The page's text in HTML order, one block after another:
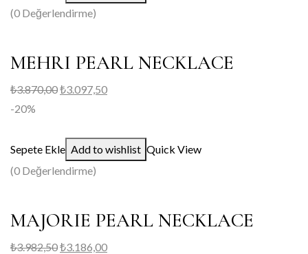
(0 Değerlendirme)
MEHRI PEARL NECKLACE
₺3.870,00₺3.097,50
-20%
Sepete Ekle Add to wishlist Quick View
(0 Değerlendirme)
MAJORIE PEARL NECKLACE
₺3.982,50₺3.186,00